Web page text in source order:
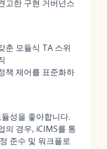
고한 구현 거버넌스
춘 모듈식 TA 스위
책 제어를 표준화하
성을 좋아합니다.
의 경우, iCIMS를 통
준수 및 워크플로